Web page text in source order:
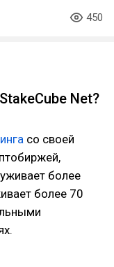
450
Net?
со своей
более
более 70